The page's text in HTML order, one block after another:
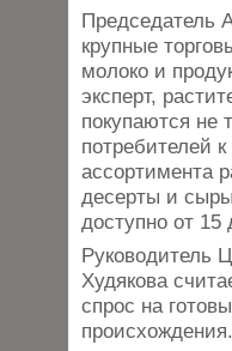
Председатель
крупные
молоко и
эксперт,
покупаются не
потребителей
ассортимента
десерты и
доступно от
Руководитель
Худякова
спрос на
происхождения.